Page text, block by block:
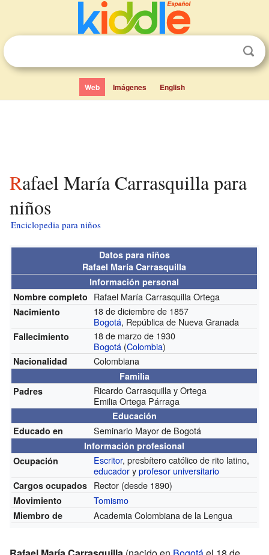
Web Imágenes English
Rafael María Carrasquilla para
niños
Enciclopedia para niños
Datos para niños
Rafael María Carrasquilla
Información personal
Nombre completo Rafael María Carrasquilla Ortega
Nacimiento
18 de diciembre de 1857
Bogotá, República de Nueva Granada
Fallecimiento
18 de marzo de 1930
Bogotá (Colombia)
Nacionalidad Colombiana
Familia
Padres
Ricardo Carrasquilla y Ortega
Emilia Ortega Párraga
Educación
Educado en
Seminario Mayor de Bogotá
Información profesional
Ocupación
Escritor, presbítero católico de rito latino,
educadoryprofesor universitario
Cargos ocupados Rector (desde 1890)
Movimiento Tomismo
Miembro de Academia Colombiana de la Lengua